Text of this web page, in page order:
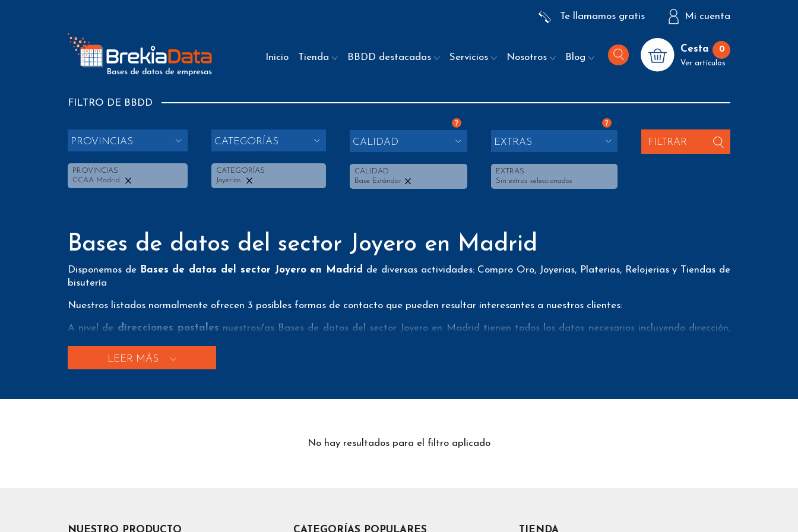
Te llamamos gratis Mi cuenta
Inicio Tienda BBDD destacadas Servicios Nosotros Blog
Cesta 0
Ver artículos
FILTRO DE BBDD
PROVINCIAS
PROVINCIAS
CCAA Madrid
CATEGORÍAS
CATEGORÍAS
Joyerías
?
CALIDAD
CALIDAD
Base Estándar
?
EXTRAS
EXTRAS
Sin extras seleccionados
FILTRAR
Bases de datos del sector Joyero en Madrid
Disponemos de Bases de datos del sector Joyero en Madrid de diversas actividades: Compro Oro, Joyerias, Platerias, Relojerias y Tiendas de
bisutería
Nuestros listados normalmente ofrecen 3 posibles formas de contacto que pueden resultar interesantes a nuestros clientes:
A nivel de direcciones postales nuestros/as Bases de datos del sector Joyero en Madrid tienen todos los datos necesarios incluyendo dirección,
A nivel deteléfonos
nuestros/as Listados de empresas del sector joyero en Madrid aportan tanto teléfonos fijos como teléfonos móviles con el fin
A nivel deemailsnuestros/as Bases de datos del sector joyas en Madrid han sido verificados previamente mediante un proveedor externo de
Bases de datos del sector Joyero en Madrid
LEER MÁS
No hay resultados para el filtro aplicado
NUESTRO PRODUCTO CATEGORÍAS POPULARES TIENDA